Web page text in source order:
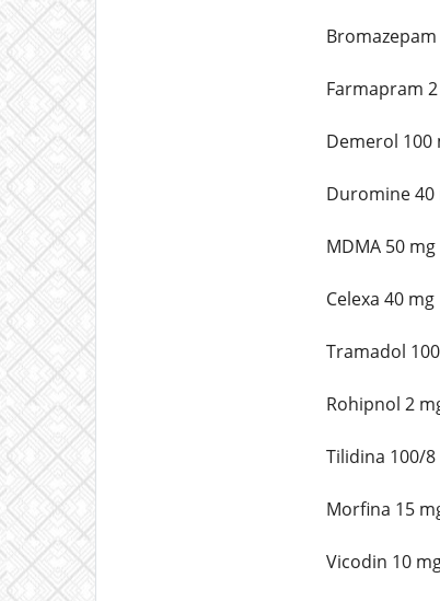
Farmapram
Demerol 100
Duromine 40
MDMA 50 mg
Celexa 40 mg
Tramadol
Rohipnol 2
Tilidina 100/8
Morfina 15
Vicodin 10